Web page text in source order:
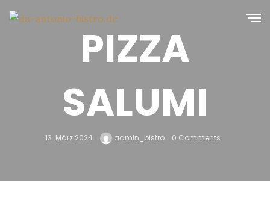
PIZZA
SALUMI
13. März 2024 admin_bistro 0 Comments